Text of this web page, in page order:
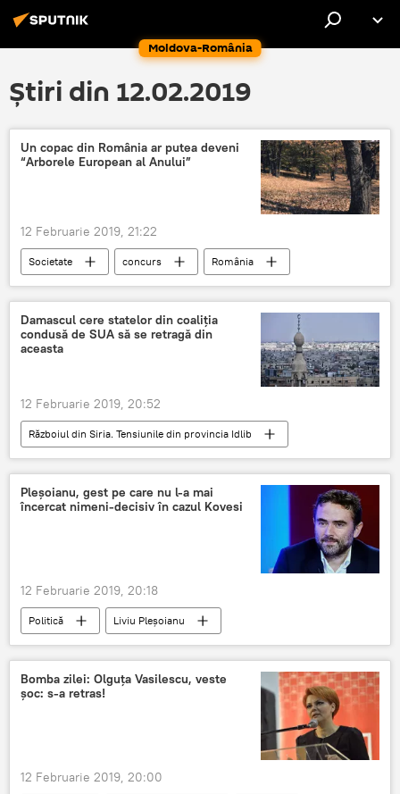
Moldova-România
Știri din 12.02.2019
Un copac din România ar putea deveni
“Arborele European al Anului”
12 Februarie 2019, 21:22
Societate concurs România
Damascul cere statelor din coaliția
condusă de SUA să se retragă din
aceasta
12 Februarie 2019, 20:52
Războiul din Siria. Tensiunile din provincia Idlib
Internaţional
Siria
SUA
Damasc
Ministerul Afacerilor Externe
Pleșoianu, gest pe care nu l-a mai
încercat nimeni-decisiv în cazul Kovesi
12 Februarie 2019, 20:18
Politică
Liviu Pleșoianu
Procuror General
Kovesi
Bomba zilei: Olguța Vasilescu, veste
șoc: s-a retras!
12 Februarie 2019, 20:00